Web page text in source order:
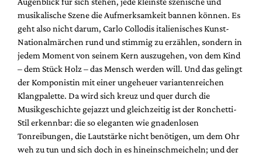
Newsletter
Redaktion
Autor:innen
Partner
Mediadaten
Suche
musikalische Szene die Aufmerksamkeit bannen können. Es
geht also nicht darum, Carlo Collodis italienisches Kunst-
Nationalmärchen rund und stimmig zu erzählen, sondern in
jedem Moment von seinem Kern auszugehen, von dem Kind
– dem Stück Holz – das Mensch werden will. Und das gelingt
der Komponistin mit einer ungeheuer variantenreichen
Klangpalette. Da wird sich kreuz und quer durch die
Musikgeschichte gejazzt und gleichzeitig ist der Ronchetti-
Stil erkennbar: die so eleganten wie gnadenlosen
Tonreibungen, die Lautstärke nicht benötigen, um dem Ohr
weh zu tun und sich doch in es hineinschmeicheln; und der